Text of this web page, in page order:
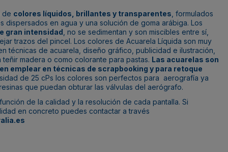
de colores líquidos, brillantes y transparentes , formulados
dispersados en agua y una solución de goma arábiga. Los
gran intensidad , no se sedimentan y son miscibles entre sí,
trazos del pincel. Los colores de Acuarela Líquida son muy
técnicas de acuarela, diseño gráfico, publicidad e ilustración,
madera o como colorante para pastas. Las acuarelas son
emplear en técnicas de scrapbooking y para retoque
de 25 cPs los colores son perfectos para aerografía ya
que puedan obturar las válvulas del aerógrafo.
de la calidad y la resolución de cada pantalla. Si
en concreto puedes contactar a través